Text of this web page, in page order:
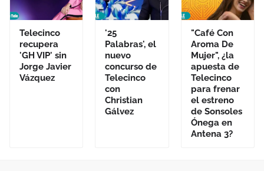
Telecinco
recupera
'GH VIP' sin
Jorge Javier
Vázquez
'25
Palabras', el
nuevo
concurso de
Telecinco
con
Christian
Gálvez
"Café Con
Aroma De
Mujer", ¿la
apuesta de
Telecinco
para frenar
el estreno
de Sonsoles
Ónega en
Antena 3?